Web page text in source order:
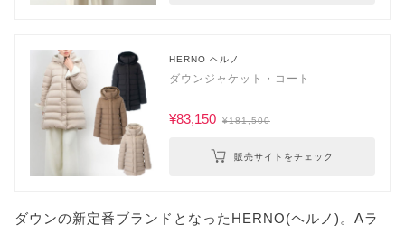
HERNO ヘルノ
ダウンジャケット・コート
¥83,150 ¥181,500
販売サイトをチェック
ダウンの新定番ブランドとなったHERNO(ヘルノ)。Aラ